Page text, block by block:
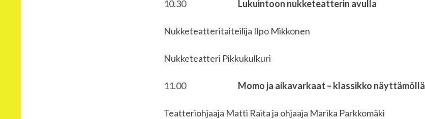
10.30 Lukuintoon nukketeatterin avulla
Nukketeatteritaiteilija Ilpo Mikkonen
Nukketeatteri Pikkukulkuri
11.00 Momo ja aikavarkaat – klassikko näyttämöllä
Teatteriohjaaja Matti Raita ja ohjaaja Marika Parkkomäki